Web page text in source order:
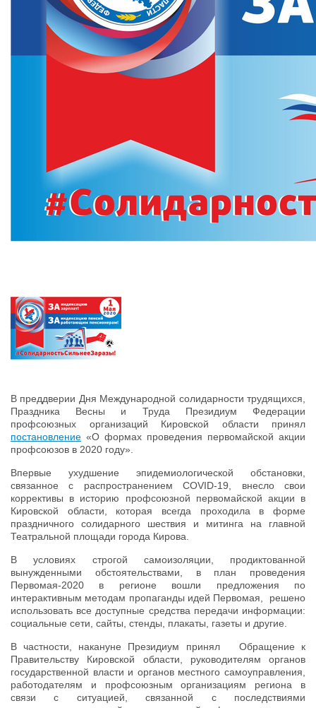
В преддверии Дня Международной солидарности трудящихся,
Праздника Весны и Труда Президиум Федерации
профсоюзных организаций Кировской области принял
постановление «О формах проведения первомайской акции
профсоюзов в 2020 году».
Впервые ухудшение эпидемиологической обстановки,
связанное с распространением COVID-19, внесло свои
коррективы в историю профсоюзной первомайской акции в
Кировской области, которая всегда проходила в форме
праздничного солидарного шествия и митинга на главной
Театральной площади города Кирова.
В условиях строгой самоизоляции, продиктованной
вынужденными обстоятельствами, в план проведения
Первомая-2020 в регионе вошли предложения по
интерактивным методам пропаганды идей Первомая, решено
использовать все доступные средства передачи информации:
социальные сети, сайты, стенды, плакаты, газеты и другие.
В частности, накануне Президиум принял Обращение к
Правительству Кировской области, руководителям органов
государственной власти и органов местного самоуправления,
работодателям и профсоюзным организациям региона в
связи с ситуацией, связанной с последствиями